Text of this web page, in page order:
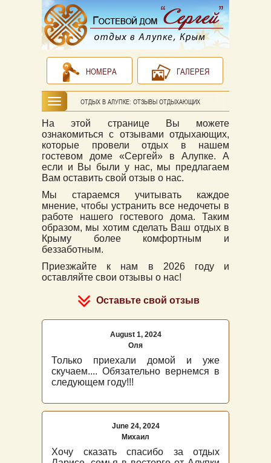
НОМЕРА ГАЛЕРЕЯ
ОТДЫХ В АЛУПКЕ: ОТЗЫВЫ ОТДЫХАЮЩИХ
На этой странице Вы можете
ознакомиться с отзывами отдыхающих,
которые провели отдых в нашем
гостевом доме «Сергей» в Алупке. А
если и Вы были у нас, мы предлагаем
Вам оставить свой отзыв о нас.
Мы стараемся учитывать каждое
мнение, чтобы устранить все недочеты в
работе нашего гостевого дома. Таким
образом, мы хотим сделать Ваш отдых в
Крыму более комфортным и
беззаботным.
Приезжайте к нам в 2026 году и
оставляйте свои отзывы о нас!
Оставьте свой отзыв
August 1, 2024
Оля
Только приехали домой и уже
скучаем.... Обязательно вернемся в
следующем году!!!
June 24, 2024
Михаил
Хочу сказать спасибо за отдых